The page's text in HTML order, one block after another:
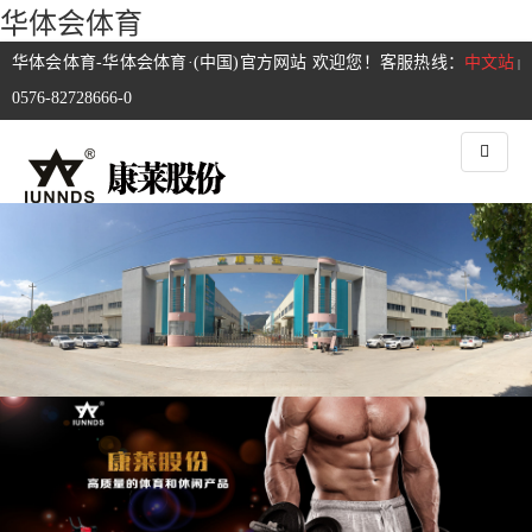
华体会体育
中文站 |
华体会体育-华体会体育·(中国)官方网站 欢迎您！客服热线：
0576-82728666-0